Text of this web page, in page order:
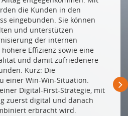
CYBORG?
die Maschine ist der
computer off
besser
WIRKLICH?
Schweiz unter der Lupe
die Kunden in den
eingebunden. Sie können
und unterstützen
der internen
Effizienz sowie eine
und damit zufriedenere
Kurz: Die
einer Win-Win-Situation.
Digital-First-Strategie, mit
zuerst digital und danach
erbracht wird.